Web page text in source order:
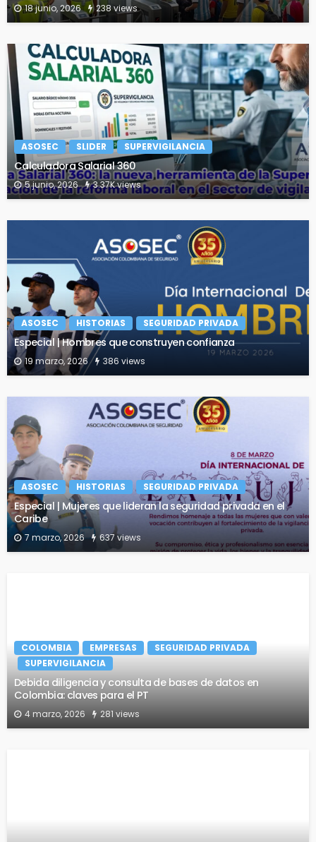
18 junio, 2026 238 views
ASOSEC SLIDER SUPERVIGILANCIA
Calculadora Salarial 360
5 junio, 2026 3.37K views
ASOSEC HISTORIAS SEGURIDAD PRIVADA
Especial | Hombres que construyen confianza
19 marzo, 2026 386 views
ASOSEC HISTORIAS SEGURIDAD PRIVADA
Especial | Mujeres que lideran la seguridad privada en el
Caribe
7 marzo, 2026 637 views
COLOMBIA EMPRESAS
SEGURIDAD PRIVADA
SUPERVIGILANCIA
Debida diligencia y consulta de bases de datos en
Colombia: claves para el PT
4 marzo, 2026 281 views